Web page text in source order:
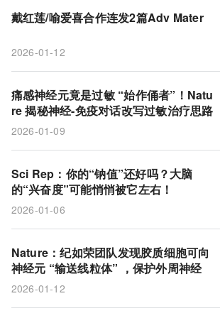
戴红莲/喻爱喜合作连发2篇Adv Mater
2026-01-12
痛感神经元竟是过敏 “始作俑者”！Natu
re 揭秘神经-免疫对话改写过敏治疗思路
2026-01-09
Sci Rep：你的“钠值”还好吗？大脑
的“兴奋度”可能悄悄被它左右！
2026-01-06
Nature：纪如荣团队发现胶质细胞可向
神经元 “输送线粒体” ，保护外周神经
2026-01-12